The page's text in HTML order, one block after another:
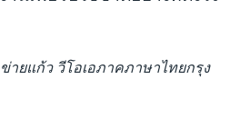
ายแก้ว วีโอเอภาคภาษาไทยกรุง